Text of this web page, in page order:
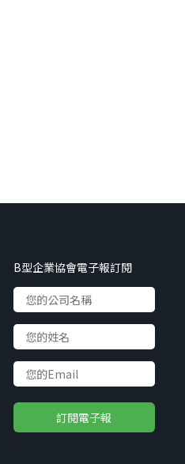
B型企業協會電子報訂閱